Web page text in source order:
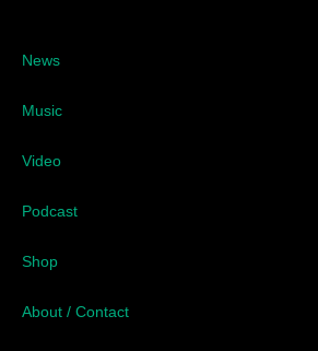
News
Music
Video
Podcast
Shop
About / Contact